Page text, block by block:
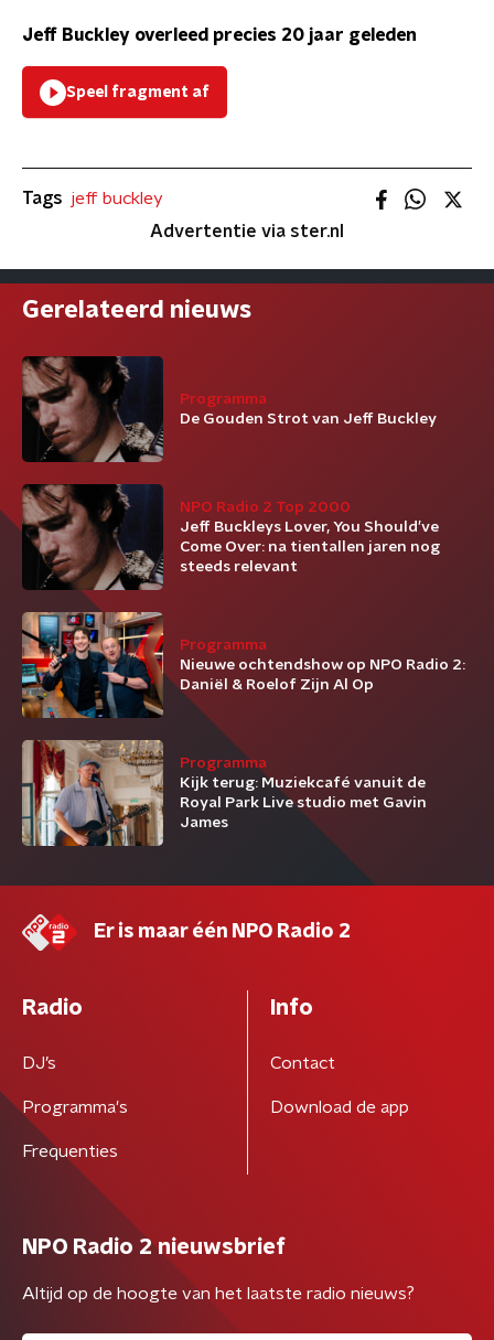
Jeff Buckley overleed precies 20 jaar geleden
Speel fragment af
Tags jeff buckley
Advertentie via ster.nl
Gerelateerd nieuws
Programma
De Gouden Strot van Jeff Buckley
NPO Radio 2 Top 2000
Jeff Buckleys Lover, You Should’ve
Come Over: na tientallen jaren nog
steeds relevant
Programma
Nieuwe ochtendshow op NPO Radio 2:
Daniël & Roelof Zijn Al Op
Programma
Kijk terug: Muziekcafé vanuit de
Royal Park Live studio met Gavin
James
Er is maar één NPO Radio 2
Radio
DJ’s
Programma's
Frequenties
Info
Contact
Download de app
NPO Radio 2 nieuwsbrief
Altijd op de hoogte van het laatste radio nieuws?